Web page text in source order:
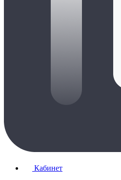
Кабинет